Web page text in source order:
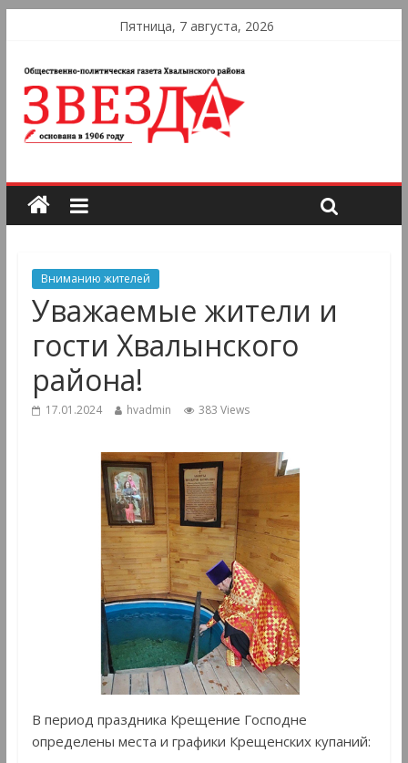
Пятница, 7 августа, 2026
Вниманию жителей
Уважаемые жители и
гости Хвалынского
района!
17.01.2024 hvadmin 383 Views
В период праздника Крещение Господне
определены места и графики Крещенских купаний: